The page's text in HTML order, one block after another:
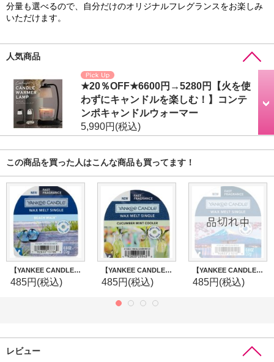
分量も選べるので、自分だけのオリジナルフレグランスをお楽しみ
いただけます。
人気商品
★20％OFF★6600円→5280円【火を使
わずにキャンドルを楽しむ！】コンテ
ンポキャンドルウォーマー
5,990円(税込)
この商品を買った人はこんな商品も買ってます！
【YANKEE CANDLE/ヤンキーキャンドル】ワックスメルト：ビーチウォーク
485円(税込)
【YANKEE CANDLE】タルトワックスポプリ(ワックスメルト)：キューカンバーミントクーラー
485円(税込)
【YANKEE CANDLE/ヤンキーキャンドル】ワックスメルト：マジェスティックマウントフジ
485円(税込)
レビュー